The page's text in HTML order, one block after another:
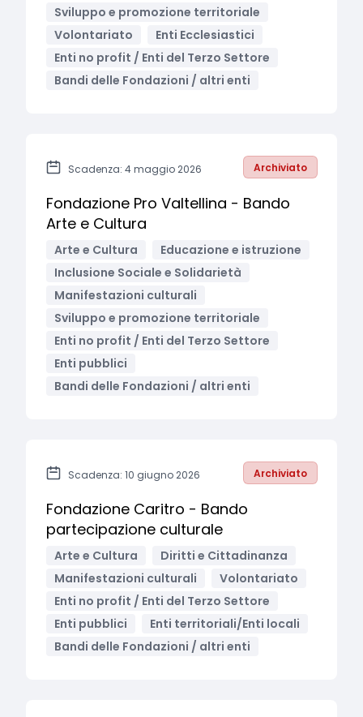
Sviluppo e promozione territoriale
Volontariato
Enti Ecclesiastici
Enti no profit / Enti del Terzo Settore
Bandi delle Fondazioni / altri enti
Scadenza: 4 maggio 2026 Archiviato
Fondazione Pro Valtellina - Bando
Arte e Cultura
Arte e Cultura
Educazione e istruzione
Inclusione Sociale e Solidarietà
Manifestazioni culturali
Sviluppo e promozione territoriale
Enti no profit / Enti del Terzo Settore
Enti pubblici
Bandi delle Fondazioni / altri enti
Scadenza: 10 giugno 2026 Archiviato
Fondazione Caritro - Bando
partecipazione culturale
Arte e Cultura
Diritti e Cittadinanza
Manifestazioni culturali
Volontariato
Enti no profit / Enti del Terzo Settore
Enti pubblici
Enti territoriali/Enti locali
Bandi delle Fondazioni / altri enti